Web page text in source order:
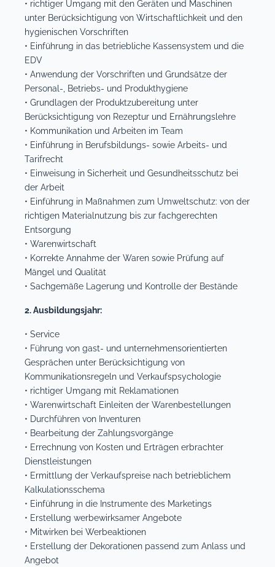
• richtiger Umgang mit den Geräten und Maschinen
unter Berücksichtigung von Wirtschaftlichkeit und den
hygienischen Vorschriften
• Einführung in das betriebliche Kassensystem und die
EDV
• Anwendung der Vorschriften und Grundsätze der
Personal-, Betriebs- und Produkthygiene
• Grundlagen der Produktzubereitung unter
Berücksichtigung von Rezeptur und Ernährungslehre
• Kommunikation und Arbeiten im Team
• Einführung in Berufsbildungs- sowie Arbeits- und
Tarifrecht
• Einweisung in Sicherheit und Gesundheitsschutz bei
der Arbeit
• Einführung in Maßnahmen zum Umweltschutz: von der
richtigen Materialnutzung bis zur fachgerechten
Entsorgung
• Warenwirtschaft
• Korrekte Annahme der Waren sowie Prüfung auf
Mängel und Qualität
• Sachgemäße Lagerung und Kontrolle der Bestände
2. Ausbildungsjahr:
• Service
• Führung von gast- und unternehmensorientierten
Gesprächen unter Berücksichtigung von
Kommunikationsregeln und Verkaufspsychologie
• richtiger Umgang mit Reklamationen
• Warenwirtschaft Einleiten der Warenbestellungen
• Durchführen von Inventuren
• Bearbeitung der Zahlungsvorgänge
• Errechnung von Kosten und Erträgen erbrachter
Dienstleistungen
• Ermittlung der Verkaufspreise nach betrieblichem
Kalkulationsschema
• Einführung in die Instrumente des Marketings
• Erstellung werbewirksamer Angebote
• Mitwirken bei Werbeaktionen
• Erstellung der Dekorationen passend zum Anlass und
Angebot